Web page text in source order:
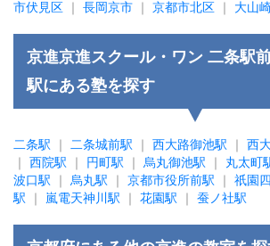
市伏見区 ｜ 長岡京市 ｜ 京都市北区 ｜ 大山
京進京進スクール・ワン 二条駅
駅にある塾を探す
二条駅 ｜ 二条城前駅 ｜ 西大路御池駅 ｜ 西
｜ 西院駅 ｜ 円町駅 ｜ 烏丸御池駅 ｜ 丸太町
波口駅 ｜ 烏丸駅 ｜ 京都市役所前駅 ｜ 祇園
駅 ｜ 嵐電天神川駅 ｜ 花園駅 ｜ 蚕ノ社駅